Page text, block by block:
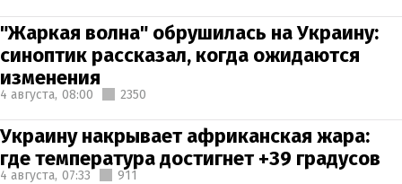
"Жаркая волна" обрушилась на Украину:
синоптик рассказал, когда ожидаются
изменения
4 августа, 08:00 2350
Украину накрывает африканская жара:
где температура достигнет +39 градусов
4 августа, 07:33 911